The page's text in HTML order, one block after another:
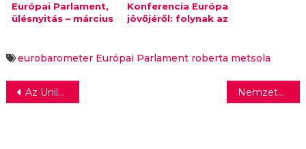
Európai Parlament,
ülésnyitás – március
Konferencia Európa
jövőjéről: folynak az
eurobarometer Európai Parlament roberta metsola
Bejegyzés
Az Unileverrel lépett a fullfilment piacra a Waberer’s Csoport Nemzetközi tanúsítványok garantálják a termékek és szolgáltatások magas minőségét a SPAR-nál